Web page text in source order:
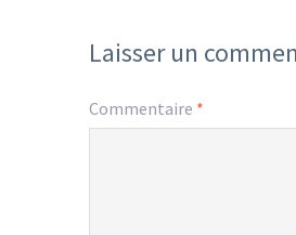
Laisser un
Commentaire *